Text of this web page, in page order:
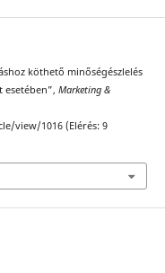
köthető minőségészlelés
Marketing &
view/1016 (Elérés: 9